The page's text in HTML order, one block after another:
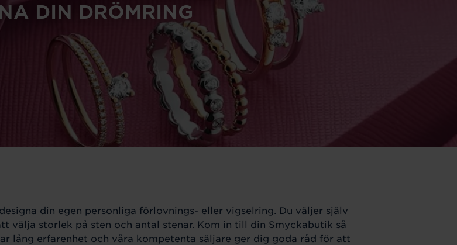
DIN DRÖMRING
din egen personliga förlovnings- eller vigselring. Du väljer själv
välja storlek på sten och antal stenar. Kom in till din Smyckabutik så
lång erfarenhet och våra kompetenta säljare ger dig goda råd för att